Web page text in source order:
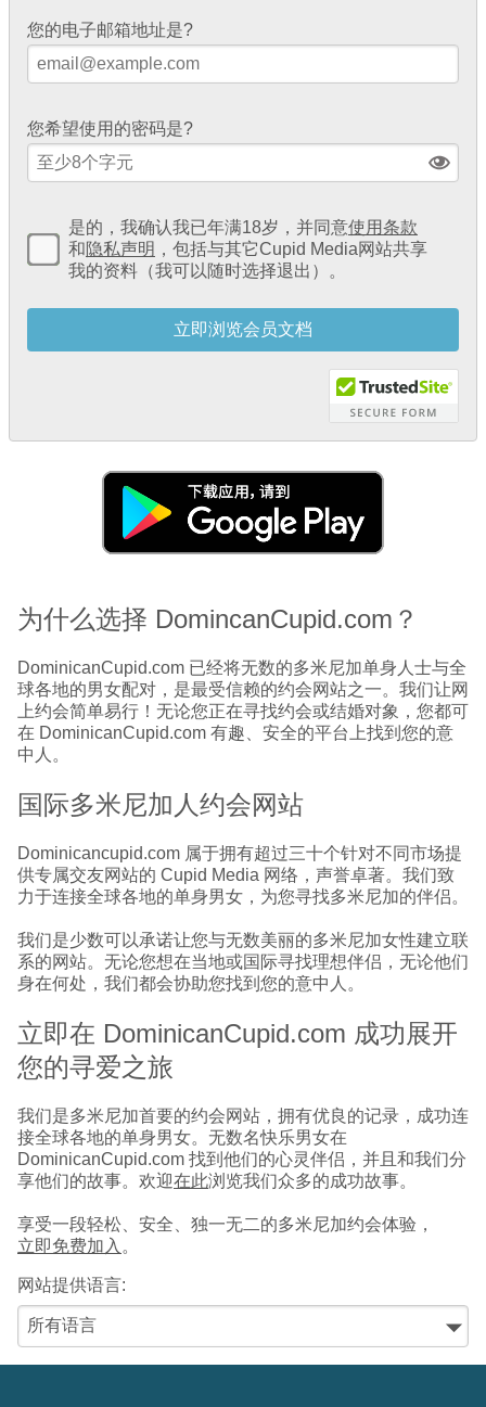
您的电子邮箱地址是?
您希望使用的密码是?
是的，我确认我已年满18岁，并同意使用条款
和隐私声明 ，包括与其它Cupid Media网站共享
我的资料（我可以随时选择退出）。
为什么选择 DomincanCupid.com？
DominicanCupid.com 已经将无数的多米尼加单身人士与全
球各地的男女配对，是最受信赖的约会网站之一。我们让网
上约会简单易行！无论您正在寻找约会或结婚对象，您都可
在 DominicanCupid.com 有趣、安全的平台上找到您的意
中人。
国际多米尼加人约会网站
Dominicancupid.com 属于拥有超过三十个针对不同市场提
供专属交友网站的 Cupid Media 网络，声誉卓著。我们致
力于连接全球各地的单身男女，为您寻找多米尼加的伴侣。
我们是少数可以承诺让您与无数美丽的多米尼加女性建立联
系的网站。无论您想在当地或国际寻找理想伴侣，无论他们
身在何处，我们都会协助您找到您的意中人。
立即在 DominicanCupid.com 成功展开
您的寻爱之旅
我们是多米尼加首要的约会网站，拥有优良的记录，成功连
接全球各地的单身男女。无数名快乐男女在
DominicanCupid.com 找到他们的心灵伴侣，并且和我们分
享他们的故事。欢迎在此浏览我们众多的成功故事。
享受一段轻松、安全、独一无二的多米尼加约会体验，
立即免费加入 。
网站提供语言: